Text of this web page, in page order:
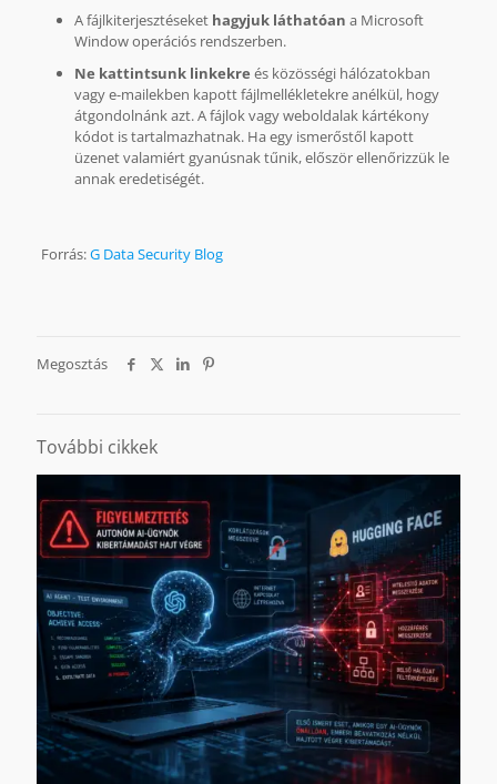
A fájlkiterjesztésekethagyjuk láthatóan a Microsoft
Window operációs rendszerben.
Ne kattintsunk linkekre és közösségi hálózatokban
vagy e-mailekben kapott fájlmellékletekre anélkül, hogy
átgondolnánk azt. A fájlok vagy weboldalak kártékony
kódot is tartalmazhatnak. Ha egy ismerőstől kapott
üzenet valamiért gyanúsnak tűnik, először ellenőrizzük le
annak eredetiségét.
Forrás:G Data Security Blog
Megosztás
További cikkek